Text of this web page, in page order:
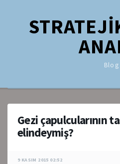
Blog
Gezi çapulcularının
elindeymiş?
9 KASIM 2015 02:52